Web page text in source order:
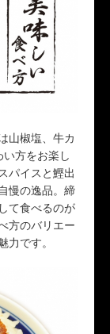
山椒塩、牛カ
方をお楽し
パイスと鰹出
慢の逸品。締
て食べるのが
方のバリエー
力です。